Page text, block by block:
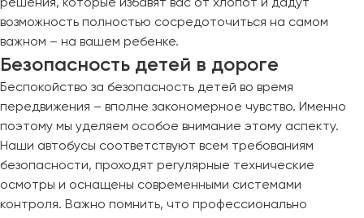
возможность полностью сосредоточиться на самом
важном – на вашем ребенке.
Безопасность детей в дороге
Беспокойство за безопасность детей во время
передвижения – вполне закономерное чувство. Именно
поэтому мы уделяем особое внимание этому аспекту.
Наши автобусы соответствуют всем требованиям
безопасности, проходят регулярные технические
осмотры и оснащены современными системами
контроля. Важно помнить, что профессионально